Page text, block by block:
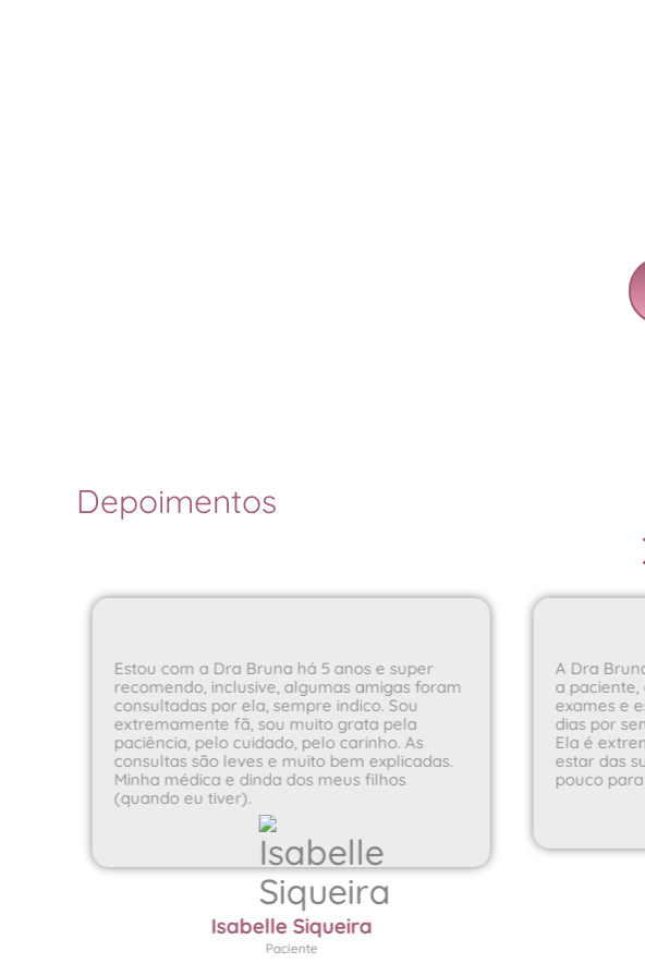
Isabelle Siqueira
Paciente
Estou com a Dra Bruna há 5 anos e super
recomendo, inclusive, algumas amigas foram
consultadas por ela, sempre indico. Sou
extremamente fã, sou muito grata pela
paciência, pelo cuidado, pelo carinho. As
consultas são leves e muito bem explicadas.
Minha médica e dinda dos meus filhos
(quando eu tiver).
A Dra
a paciente,
exames e
dias por
Ela é
estar das
pouco
Depoimentos